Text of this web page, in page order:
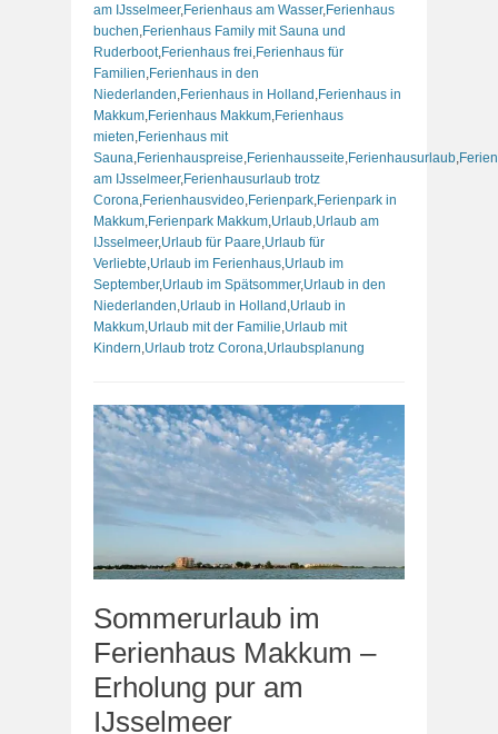
am IJsselmeer, Ferienhaus am Wasser, Ferienhaus
buchen Ferienhaus Family mit Sauna und
Ruderboot, Ferienhaus frei Ferienhaus für
Familien Ferienhaus in den
Niederlanden Ferienhaus in Holland Ferienhaus in
Makkum Ferienhaus Makkum Ferienhaus
mieten Ferienhaus mit
Sauna Ferienhauspreise Ferienhausseite Ferienhausurlaub
am IJsselmeer, Ferienhausurlaub trotz
Corona Ferienhausvideo Ferienpark Ferienpark in
Makkum Ferienpark Makkum Urlaub Urlaub am
IJsselmeer, Urlaub für Paare Urlaub für
Verliebte Urlaub im Ferienhaus Urlaub im
September, Urlaub im Spätsommer, Urlaub in den
Niederlanden Urlaub in Holland Urlaub in
Makkum Urlaub mit der Familie Urlaub mit
Kindern Urlaub trotz Corona Urlaubsplanung
Sommerurlaub im
Ferienhaus Makkum –
Erholung pur am
IJsselmeer